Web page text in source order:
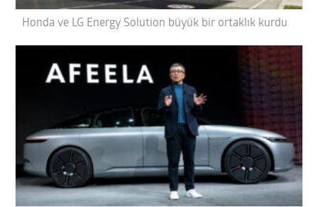
Honda ve LG Energy Solution büyük bir ortaklık kurdu